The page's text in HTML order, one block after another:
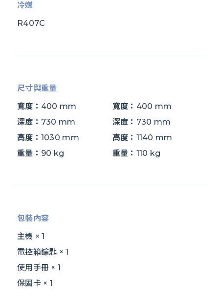
冷媒
R407C
尺寸與重量
寬度： 400 mm
深度： 730 mm
高度： 1030 mm
重量： 90 kg
寬度： 400 mm
深度： 730 mm
高度： 1140 mm
重量： 110 kg
包裝內容
主機 × 1
電控箱鑰匙 × 1
使用手冊 × 1
保固卡 × 1